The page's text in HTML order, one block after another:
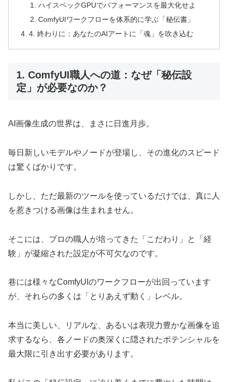
ハイスペックGPUでパフォーマンスを最大化せよ
ComfyUIワークフローを体系的に学ぶ「秘伝書」
4. 終わりに：あなたのAIアートに「魂」を吹き込む
1. ComfyUI職人への道：なぜ「秘伝設
定」が必要なのか？
AI画像生成の世界は、まさに日進月歩。
毎日新しいモデルやノードが登場し、その進化のスピード
は驚くばかりです。
しかし、ただ最新のツールを使っているだけでは、真に人
を惹きつける画像は生まれません。
そこには、プロの職人が培ってきた「こだわり」と「経
験」が凝縮された設定が不可欠なのです。
巷には様々なComfyUIのワークフローが出回っています
が、それらの多くは「とりあえず動く」レベル。
本当に美しい、リアルな、あるいは表現力豊かな画像を追
求するなら、各ノードの奥深くに隠されたポテンシャルを
最大限に引き出す必要があります。